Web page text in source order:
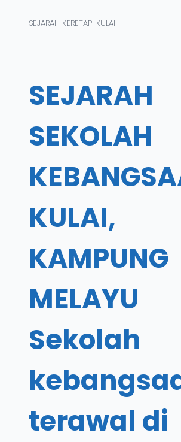
SEJARAH KERETAPI KULAI
SEJARAH
SEKOLAH
KULAI,
KAMPUNG
MELAYU
Sekolah
terawal di